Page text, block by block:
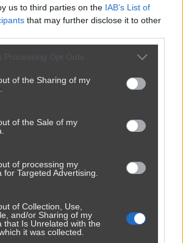
us to third parties on the IAB’s List of
that may further disclose it to other
Processing Opt Outs
of the Sharing of my
of the Sale of my
of processing my
for Targeted Advertising.
of Collection, Use,
and/or Sharing of my
that Is Unrelated with the
it was collected.